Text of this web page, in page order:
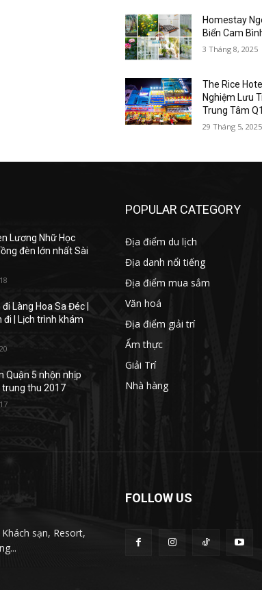
Homestay
Biển Cam
3 Tháng 8, 2025
The Rice
Nghiệm Lưu
Trung Tâm
29 Tháng 5, 2025
Lương Nhữ Học
đèn lớn nhất Sài
Làng Hoa Sa Đéc |
đi | Lịch trình khám
Quận 5 nhộn nhịp
trung thu 2017
POPULAR CATEGORY
Địa điểm du lịch
Địa danh nổi tiếng
Địa điểm mua sắm
Văn hoá
Địa điểm giải trí
Ẩm thực
Giải Trí
Nhà hàng
sạn, Resort,
FOLLOW US